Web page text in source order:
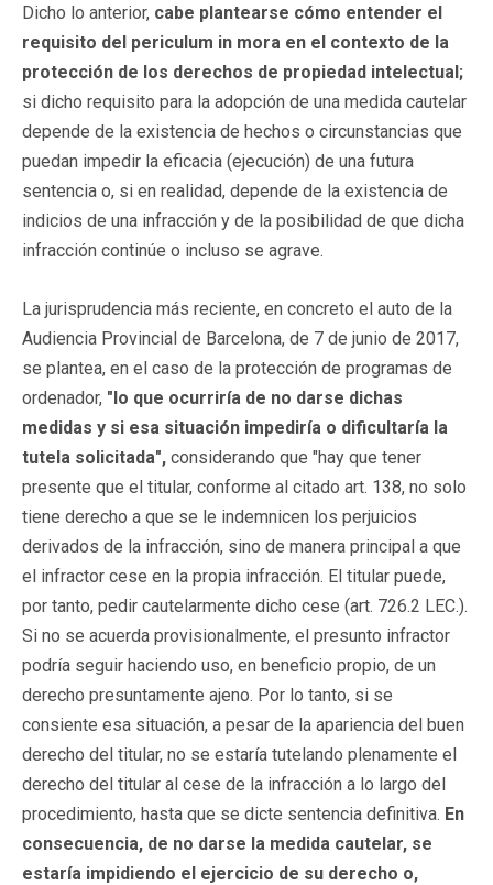
Dicho lo anterior, cabe plantearse cómo entender el
requisito del periculum in mora en el contexto de la
protección de los derechos de propiedad intelectual;
si dicho requisito para la adopción de una medida cautelar
depende de la existencia de hechos o circunstancias que
puedan impedir la eficacia (ejecución) de una futura
sentencia o, si en realidad, depende de la existencia de
indicios de una infracción y de la posibilidad de que dicha
infracción continúe o incluso se agrave.
La jurisprudencia más reciente, en concreto el auto de la
Audiencia Provincial de Barcelona, de 7 de junio de 2017,
se plantea, en el caso de la protección de programas de
ordenador, "lo que ocurriría de no darse dichas
medidas y si esa situación impediría o dificultaría la
tutela solicitada", considerando que "hay que tener
presente que el titular, conforme al citado art. 138, no solo
tiene derecho a que se le indemnicen los perjuicios
derivados de la infracción, sino de manera principal a que
el infractor cese en la propia infracción. El titular puede,
por tanto, pedir cautelarmente dicho cese (art. 726.2 LEC.).
Si no se acuerda provisionalmente, el presunto infractor
podría seguir haciendo uso, en beneficio propio, de un
derecho presuntamente ajeno. Por lo tanto, si se
consiente esa situación, a pesar de la apariencia del buen
derecho del titular, no se estaría tutelando plenamente el
derecho del titular al cese de la infracción a lo largo del
procedimiento, hasta que se dicte sentencia definitiva. En
consecuencia, de no darse la medida cautelar, se
estaría impidiendo el ejercicio de su derecho o,